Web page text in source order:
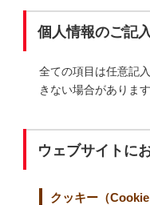
個人情報のご記
全ての項目は任意記
きない場合があります
ウェブサイトに
クッキー（Cookie